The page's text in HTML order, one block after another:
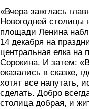
«Вчера зажглась
Новогодней столицы
площади Ленина
14 декабря на
центральная елка
Сорокина. И затем:
оказались в сказке,
хотят все напутать,
сделать. Добро
столица добрая, и